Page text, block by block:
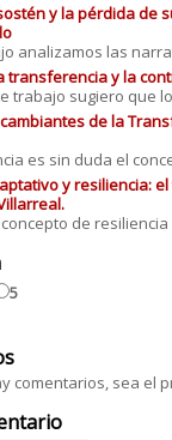
y la pérdida de
analizamos las
transferencia y la
trabajo sugiero que
de la
es sin duda el
y resiliencia:
de
5
comentarios, sea el